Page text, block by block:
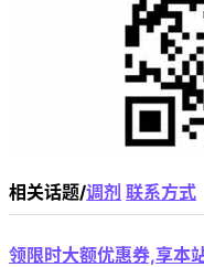
相关话题/调剂 联系方式
领限时大额优惠券,享本